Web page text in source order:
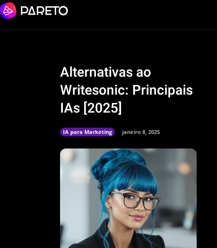
Alternativas ao
Writesonic: Principais
IAs [2025]
IA para Marketing janeiro 8, 2025